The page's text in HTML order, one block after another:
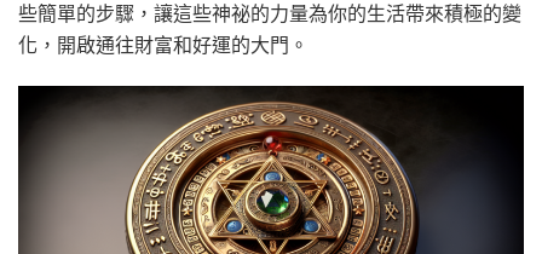
些簡單的步驟，讓這些神祕的力量為你的生活帶來積極的變
化，開啟通往財富和好運的大門。